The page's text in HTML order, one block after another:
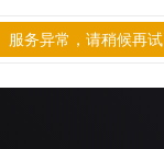
服务异常，请稍候再试